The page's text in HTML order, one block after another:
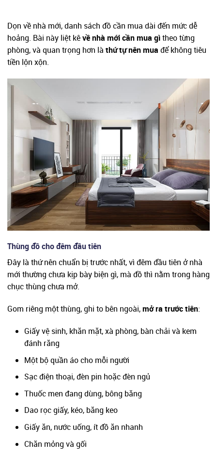
Dọn về nhà mới, danh sách đồ cần mua dài đến mức dễ
hoảng. Bài này liệt kêvề nhà mới cần mua gìtheo từng
phòng, và quan trọng hơn là thứ tự nên mua để không tiêu
tiền lộn xộn.
Thùng đồ cho đêm đầu tiên
Đây là thứ nên chuẩn bị trước nhất, vì đêm đầu tiên ở nhà
mới thường chưa kịp bày biện gì, mà đồ thì nằm trong hàng
chục thùng chưa mở.
Gom riêng một thùng, ghi to bên ngoài,mở ra trước tiên:
Giấy vệ sinh, khăn mặt, xà phòng, bàn chải và kem
đánh răng
Một bộ quần áo cho mỗi người
Sạc điện thoại, đèn pin hoặc đèn ngủ
Thuốc men đang dùng, bông băng
Dao rọc giấy, kéo, băng keo
Giấy ăn, nước uống, ít đồ ăn nhanh
Chăn mỏng và gối